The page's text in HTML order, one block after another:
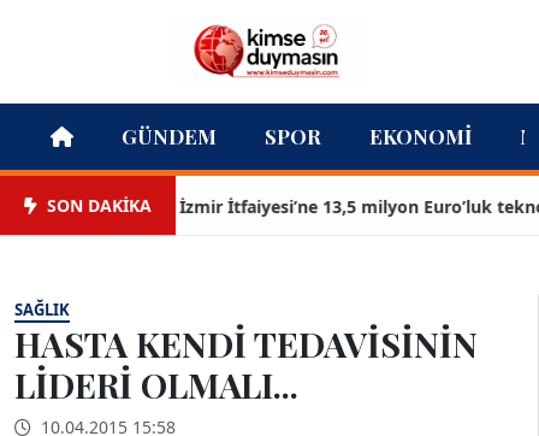
GÜNDEM SPOR EKONOMI
SON DAKİKAİzmir İtfaiyesi’ne 13,5 milyon Euro’luk teknoloji
SAĞLIK
HASTA KENDİ TEDAVİSİNİN
LİDERİ OLMALI...
10.04.2015 15:58